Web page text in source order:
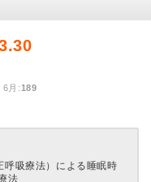
月:189
呼吸療法）による睡眠時
法